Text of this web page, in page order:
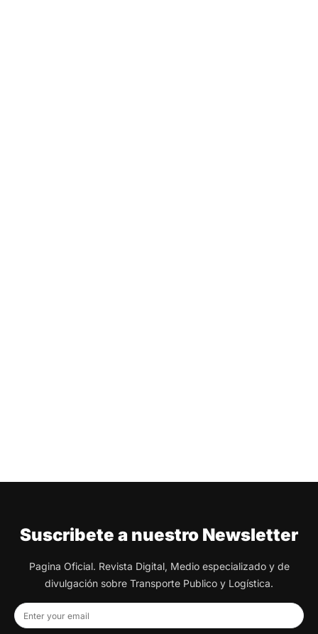
Suscribete a nuestro Newsletter
Pagina Oficial. Revista Digital, Medio especializado y de
divulgación sobre Transporte Publico y Logística.